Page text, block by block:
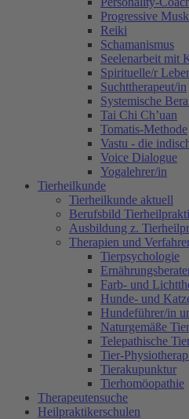
Progressive
Reiki
Schamanismus
Seelenarbeit mit
Spirituelle/r
Suchttherapeut/in
Systemische
Tai Chi Ch’uan
Tomatis-Methode
Vastu - die
Voice Dialogue
Yogalehrer/in
Tierheilkunde
Tierheilkunde aktuell
Berufsbild
Ausbildung z.
Therapien und
Tierpsychologie
Farb- und
Hunde- und
Hundeführer/in
Naturgemäße
Telepathische
Tier-
Tierakupunktur
Tierhomöopathie
Therapeutensuche
Heilpraktikerschulen